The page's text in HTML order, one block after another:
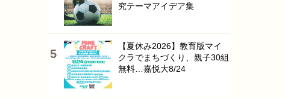
究テーマアイデア集
【夏休み2026】教育版マイ
クラでまちづくり、親子30組
無料…嘉悦大8/24